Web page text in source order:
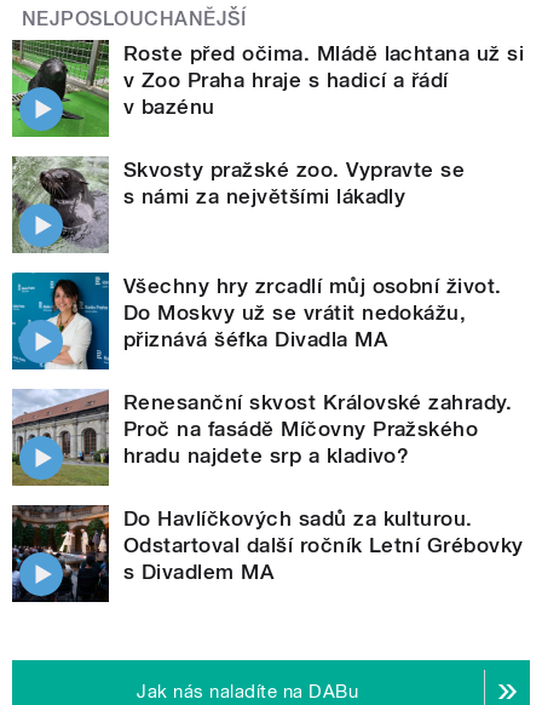
NEJPOSLOUCHANĚJŠÍ
Roste před očima. Mládě lachtana už si
v Zoo Praha hraje s hadicí a řádí
v bazénu
Skvosty pražské zoo. Vypravte se
s námi za největšími lákadly
Všechny hry zrcadlí můj osobní život.
Do Moskvy už se vrátit nedokážu,
přiznává šéfka Divadla MA
Renesanční skvost Královské zahrady.
Proč na fasádě Míčovny Pražského
hradu najdete srp a kladivo?
Do Havlíčkových sadů za kulturou.
Odstartoval další ročník Letní Grébovky
s Divadlem MA
Jak nás naladíte na DABu